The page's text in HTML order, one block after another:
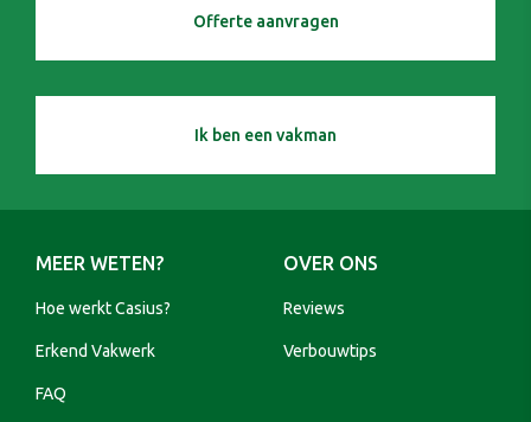
Offerte aanvragen
Ik ben een vakman
MEER WETEN?
Hoe werkt Casius?
Erkend Vakwerk
FAQ
OVER ONS
Reviews
Verbouwtips